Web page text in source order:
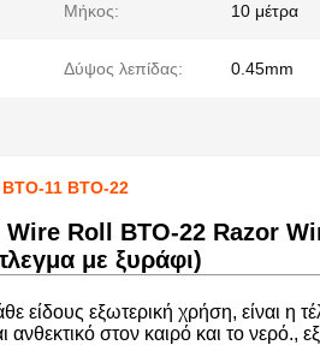
Μήκος: 10 μέτρα
Δύψος λεπίδας: 0.45mm
11 ΒΤΟ-22
Roll BTO-22 Razor
με ξυράφι)
εξωτερική χρήση, είναι η
στον καιρό και το νερό.,